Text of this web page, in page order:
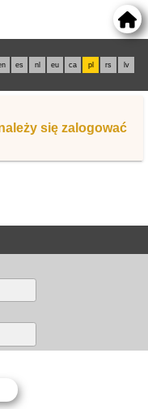
es nl eu ca pl rs lv
się zalogować